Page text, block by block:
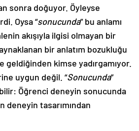
sonra doğuyor. Öyleyse
Oysa “sonucunda” bu anlamı
akışıyla ilgisi olmayan bir
bir anlatım bozukluğu
geldiğinden kimse yadırgamıyor.
uygun değil. “Sonucunda”
Öğrenci deneyin sonucunda
tasarımından